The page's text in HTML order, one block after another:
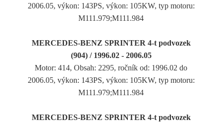
2006.05, výkon: 143PS, výkon: 105KW, typ motoru:
M111.979;M111.984
MERCEDES-BENZ SPRINTER 4-t podvozek
(904) / 1996.02 - 2006.05
Motor: 414, Obsah: 2295, ročník od: 1996.02 do
2006.05, výkon: 143PS, výkon: 105KW, typ motoru:
M111.979;M111.984
MERCEDES-BENZ SPRINTER 4-t podvozek